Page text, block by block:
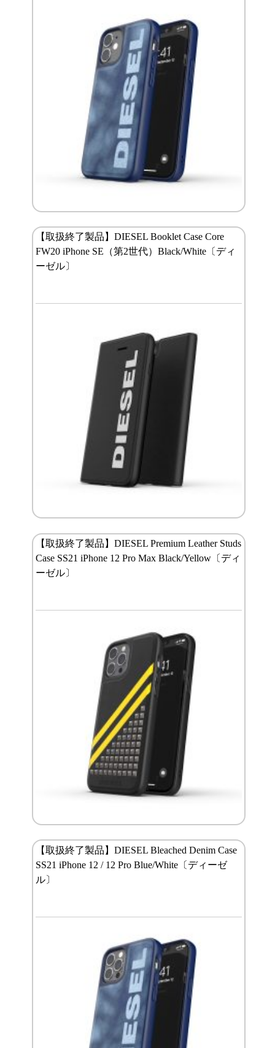
【取扱終了製品】DIESEL Booklet Case Core
FW20 iPhone SE（第2世代）Black/White〔ディ
ーゼル〕
【取扱終了製品】DIESEL Premium Leather Studs
Case SS21 iPhone 12 Pro Max Black/Yellow〔ディ
ーゼル〕
【取扱終了製品】DIESEL Bleached Denim Case
SS21 iPhone 12 / 12 Pro Blue/White〔ディーゼ
ル〕